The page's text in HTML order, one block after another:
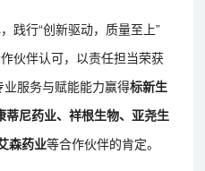
践行“创新驱动，质量至上”
伙伴认可，以责任担当荣获
服务与赋能能力赢得标新生
尼药业、祥根生物、亚尧生
森药业等合作伙伴的肯定。